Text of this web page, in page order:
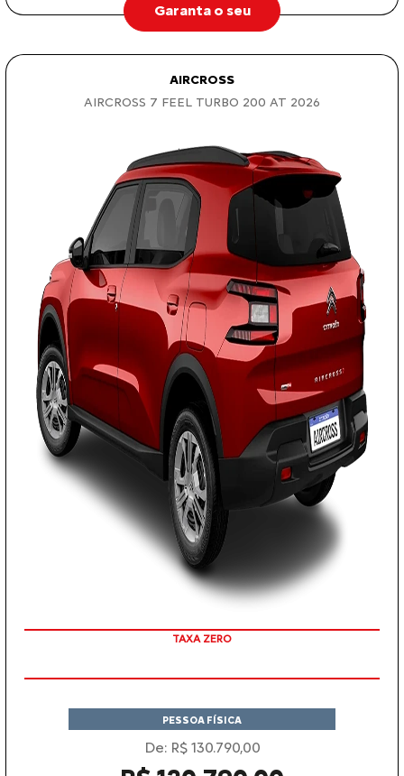
Garanta o seu
AIRCROSS
AIRCROSS 7 FEEL TURBO 200 AT 2026
PESSOA FÍSICA
De: R$ 130.790,00